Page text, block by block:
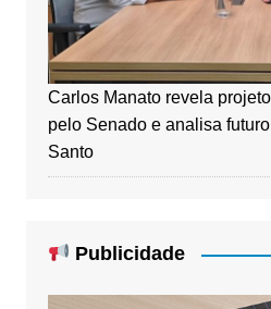
Carlos Manato revela
pelo Senado e analisa
Santo
Publicidade